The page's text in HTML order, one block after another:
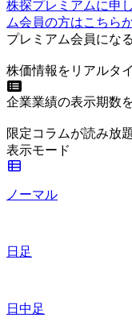
株探プレミアムに申
ム会員の方はこちら
プレミアム会員にな
株価情報をリアルタ
企業業績の表示期数
限定コラムが読み放題
表示モード
ノーマル
日足
日中足